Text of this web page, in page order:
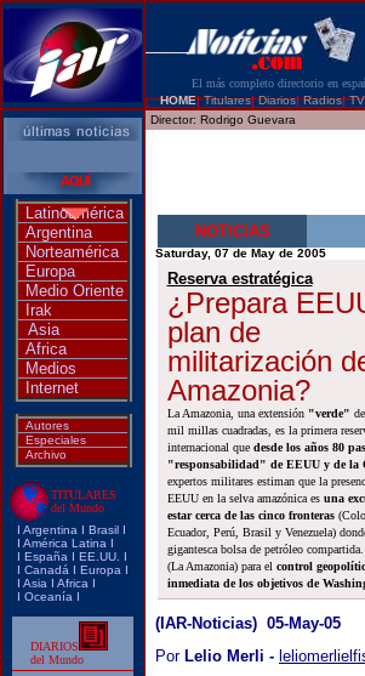
El más completo directorio en
HOME|Titulares| Diarios| Radios|
Latinoamérica
Argentina
Norteamérica
Europa
Medio Oriente
Irak
Asia
Africa
Medios
Internet
Autores
Especiales
Archivo
TITULARES
del Mundo
I Argentina I Brasil I
I América Latina I
I España I EE.UU.
I
I Canadá I Europa I
I Asia I Africa I
I Oceanía I
DIARIOS
del Mundo
Director: Rodrigo Guevara
NOTICIAS
Saturday, 07 de May de 2005
Reserva estratégica
¿Prepara
plan de
militarización
Amazonia?
La Amazonia, una extensión "verde"
mil millas cuadradas, es la primera
internacional que desde los años 80
"responsabilidad" de EEUU y de la
expertos militares estiman que la
EEUU en la selva amazónica es una
estar cerca de las cinco fronteras
Ecuador, Perú, Brasil y Venezuela)
gigantesca bolsa de petróleo
(La Amazonia) para el control
inmediata de los objetivos de
(IAR-Noticias) 05-May-05
Por Lelio Merli -